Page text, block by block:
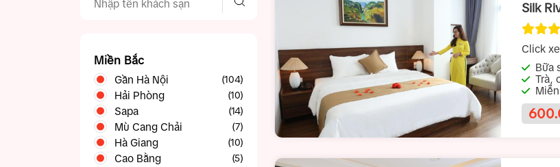
Miền Bắc
Gần Hà Nội (104)
Ba Vì (5)
Bắc Ninh (5)
Chương Mỹ (4)
Gia Lâm (3)
Hạ Long (23)
Hải Phòng (10)
Sapa (14)
Mù Cang Chải (7)
Hà Giang (10)
Cao Bằng (5)
Silk
Click
Bữa
Trà,
em